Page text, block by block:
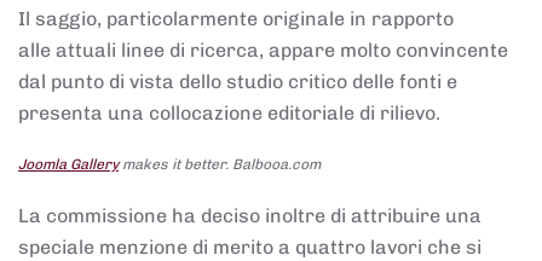
Il saggio, particolarmente originale in rapporto
alle attuali linee di ricerca, appare molto convincente
dal punto di vista dello studio critico delle fonti e
presenta una collocazione editoriale di rilievo.
Joomla Gallerymakes it better. Balbooa.com
La commissione ha deciso inoltre di attribuire una
speciale menzione di merito a quattro lavori che si